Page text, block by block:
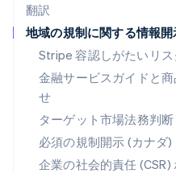
翻訳
地域の規制に関する情報
Stripe 容認しがたいリ
金融サービスガイドと
せ
ターゲット市場法務判断
必須の規制開示 (カナダ)
企業の社会的責任 (CSR)
English简体中文
メキシコ
Español English
ラトビア
English
リトアニア
English
リヒテンシュタイン
Deutsch English